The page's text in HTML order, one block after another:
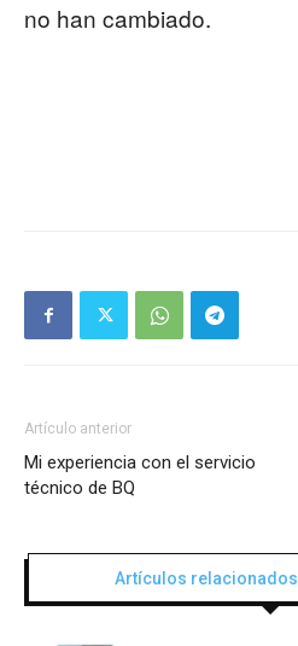
no han cambiado.
Artículo anterior
Mi experiencia con el servicio
técnico de BQ
Artículos relacionados